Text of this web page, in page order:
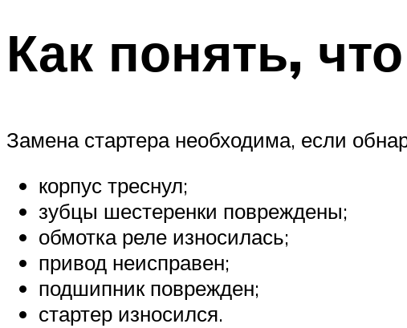
Как понять,
Замена стартера необходима, если
корпус треснул;
зубцы шестеренки повреждены;
обмотка реле износилась;
привод неисправен;
подшипник поврежден;
стартер износился.